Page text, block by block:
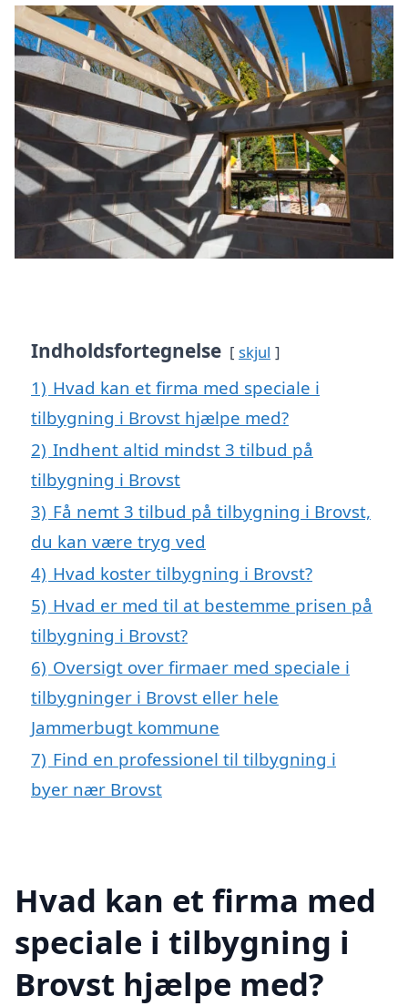
Indholdsfortegnelse skjul
1) Hvad kan et firma med speciale i
tilbygning i Brovst hjælpe med?
2) Indhent altid mindst 3 tilbud på
tilbygning i Brovst
3) Få nemt 3 tilbud på tilbygning i Brovst,
du kan være tryg ved
4) Hvad koster tilbygning i Brovst?
5) Hvad er med til at bestemme prisen på
tilbygning i Brovst?
6) Oversigt over firmaer med speciale i
tilbygninger i Brovst eller hele
Jammerbugt kommune
7) Find en professionel til tilbygning i
byer nær Brovst
Hvad kan et firma med
speciale i tilbygning i
Brovst hjælpe med?